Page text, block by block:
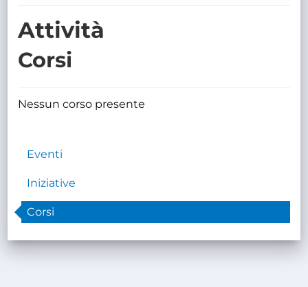
Attività
Corsi
Nessun corso presente
Eventi
Iniziative
Corsi